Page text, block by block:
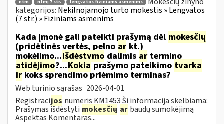
ntm ntmį 7 str. lengvatos fiziniams asmenims
kategorijos: Nekilnojamojo turto mokestis » Lengvatos
(7 str.) » Fiziniams asmenims
Kada įmonė gali pateikti prašymą dėl mokesčių
(pridėtinės vertės, pelno ar kt.)
mokėjimo...išdėstymo dalimis ar termino
atidėjimo?...Kokiaprašymo pateikimo tvarka
irkoks sprendimo priėmimo terminas?
Web turinio sąrašas 2026-04-01
Registracijos numeris KM1453 Ši informacija skelbiama:
Prašymas išdėstyti mokesčių ar baudų sumokėjimą
Aspektas Komentaras...